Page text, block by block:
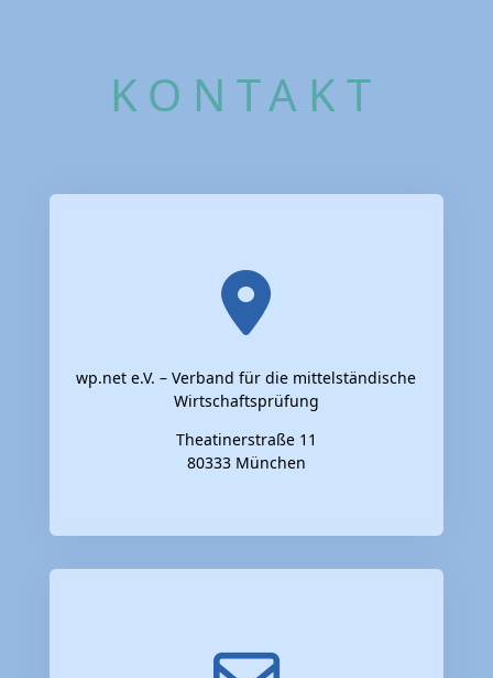
KONTAKT
wp.net e.V. – Verband für die mittelständische
Wirtschaftsprüfung
Theatinerstraße 11
80333 München